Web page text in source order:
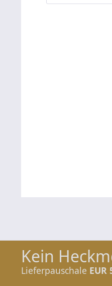
Kein
Lieferpauschale EUR